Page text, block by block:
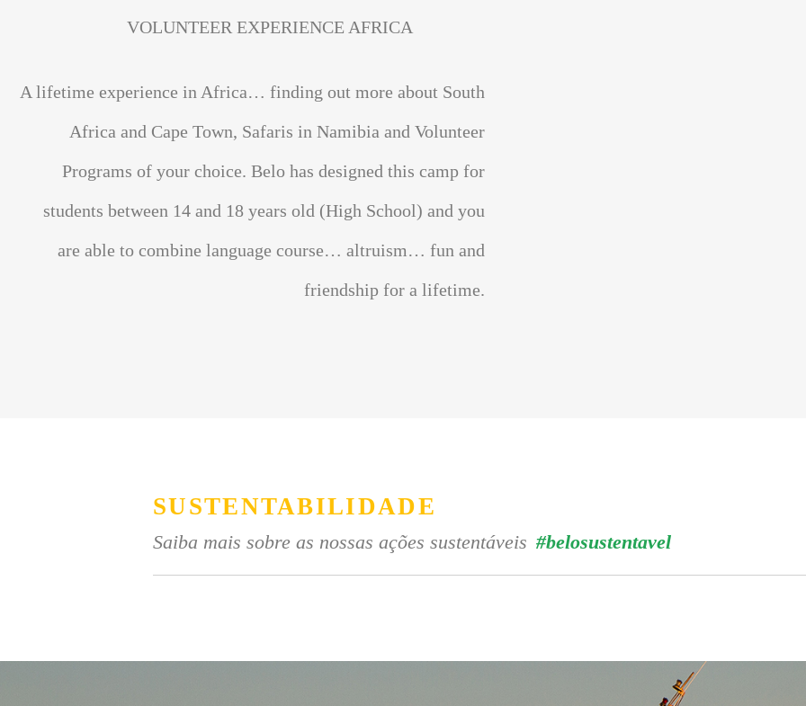
VOLUNTEER EXPERIENCE AFRICA
A lifetime experience in Africa… finding out more about South
Africa and Cape Town, Safaris in Namibia and Volunteer
Programs of your choice. Belo has designed this camp for
students between 14 and 18 years old (High School) and you
are able to combine language course… altruism… fun and
friendship for a lifetime.
SUSTENTABILIDADE
Saiba mais sobre as nossas ações sustentáveis #belosustentavel